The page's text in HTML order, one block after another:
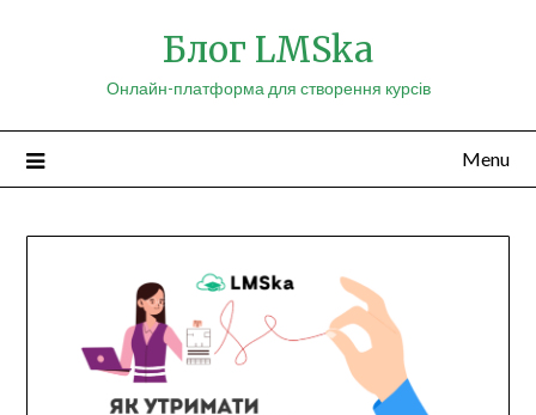
Блог LMSka
Онлайн-платформа для створення курсів
Menu